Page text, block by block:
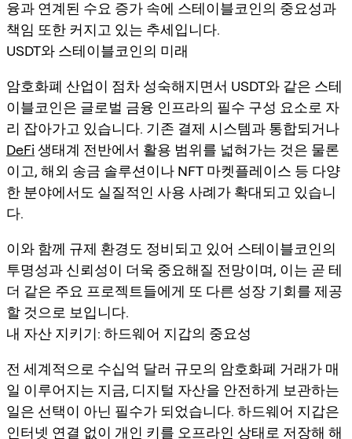
융과 연계된 수요 증가 속에 스테이블코인의 중요성과
책임 또한 커지고 있는 추세입니다.
USDT와 스테이블코인의 미래
암호화폐 산업이 점차 성숙해지면서 USDT와 같은 스테
이블코인은 글로벌 금융 인프라의 필수 구성 요소로 자
리 잡아가고 있습니다. 기존 결제 시스템과 통합되거나
DeFi 생태계 전반에서 활용 범위를 넓혀가는 것은 물론
이고, 해외 송금 솔루션이나 NFT 마켓플레이스 등 다양
한 분야에서도 실질적인 사용 사례가 확대되고 있습니
다.
이와 함께 규제 환경도 정비되고 있어 스테이블코인의
투명성과 신뢰성이 더욱 중요해질 전망이며, 이는 곧 테
더 같은 주요 프로젝트들에게 또 다른 성장 기회를 제공
할 것으로 보입니다.
내 자산 지키기: 하드웨어 지갑의 중요성
전 세계적으로 수십억 달러 규모의 암호화폐 거래가 매
일 이루어지는 지금, 디지털 자산을 안전하게 보관하는
일은 선택이 아닌 필수가 되었습니다. 하드웨어 지갑은
인터넷 연결 없이 개인 키를 오프라인 상태로 저장해 해